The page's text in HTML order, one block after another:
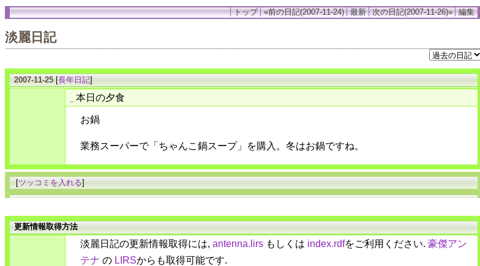
トップ «前の日記(2007-11-24) 最新 次の日記(2007-11-26)» 編集
淡麗日記
2007-11-25 [長年日記]
本日の夕食
お鍋
業務スーパーで「ちゃんこ鍋スープ」を購入。冬はお鍋ですね。
[ツッコミを入れる]
更新情報取得方法
淡麗日記の更新情報取得には, antenna.lirs もしくは index.rdfをご利用ください. 豪傑アン
テナ の LIRSからも取得可能です.